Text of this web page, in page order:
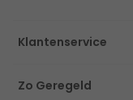
Klantenservice
Zo Geregeld